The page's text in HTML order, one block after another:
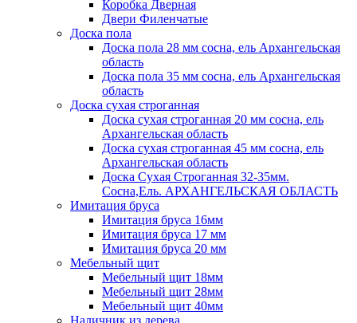
Коробка Дверная
Двери Филенчатые
Доска пола
Доска пола 28 мм сосна, ель Архангельская
область
Доска пола 35 мм сосна, ель Архангельская
область
Доска сухая строганная
Доска сухая строганная 20 мм сосна, ель
Архангельская область
Доска сухая строганная 45 мм сосна, ель
Архангельская область
Доска Сухая Строганная 32-35мм.
Сосна,Ель. АРХАНГЕЛЬСКАЯ ОБЛАСТЬ
Имитация бруса
Имитация бруса 16мм
Имитация бруса 17 мм
Имитация бруса 20 мм
Мебельный щит
Мебельный щит 18мм
Мебельный щит 28мм
Мебельный щит 40мм
Наличник из дерева